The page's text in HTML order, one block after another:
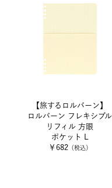
【旅するロルバーン】
ロルバーン フレキシブル
リフィル 方眼
ポケット L
￥682（税込）